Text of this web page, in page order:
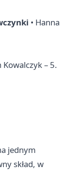
• Hanna
Kowalczyk – 5.
jednym
skład, w